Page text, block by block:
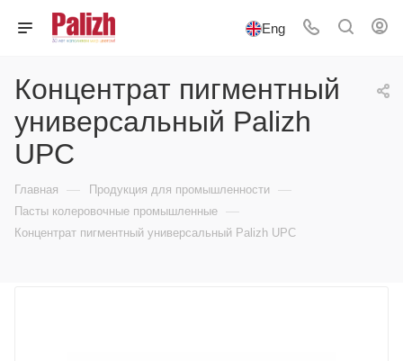
Eng
Концентрат пигментный
универсальный Palizh
UPC
Главная — Продукция для промышленности —
Пасты колеровочные промышленные —
Концентрат пигментный универсальный Palizh UPC